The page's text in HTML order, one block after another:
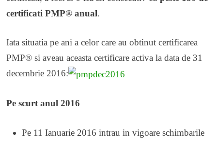
certificati PMP® anual.
Iata situatia pe ani a celor care au obtinut certificarea
PMP® si aveau aceasta certificare activa la data de 31
decembrie 2016:
Pe scurt anul 2016
Pe 11 Ianuarie 2016 intrau in vigoare schimbarile